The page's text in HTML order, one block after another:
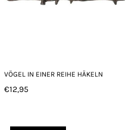
VÖGEL IN EINER REIHE HÄKELN
Normaler
€12,95